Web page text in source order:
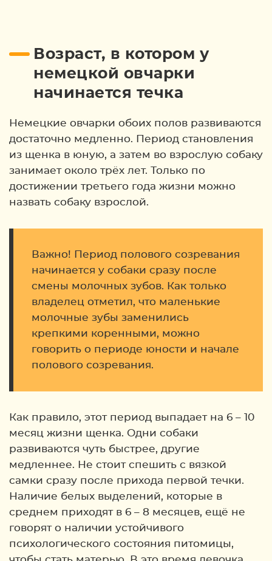
Возраст, в котором у
немецкой овчарки
начинается течка
Немецкие овчарки обоих полов развиваются
достаточно медленно. Период становления
из щенка в юную, а затем во взрослую собаку
занимает около трёх лет. Только по
достижении третьего года жизни можно
назвать собаку взрослой.
Важно! Период полового созревания
начинается у собаки сразу после
смены молочных зубов. Как только
владелец отметил, что маленькие
молочные зубы заменились
крепкими коренными, можно
говорить о периоде юности и начале
полового созревания.
Как правило, этот период выпадает на 6 – 10
месяц жизни щенка. Одни собаки
развиваются чуть быстрее, другие
медленнее. Не стоит спешить с вязкой
самки сразу после прихода первой течки.
Наличие белых выделений, которые в
среднем приходят в 6 – 8 месяцев, ещё не
говорят о наличии устойчивого
психологического состояния питомицы,